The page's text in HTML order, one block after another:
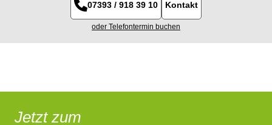
07393 / 918 39 10 Kontakt
oder Telefontermin buchen
Jetzt zum